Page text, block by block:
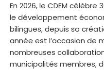
En 2026, le CDEM
le développement
bilingues, depuis sa
année est l’occasion de
nombreuses
municipalités membres,